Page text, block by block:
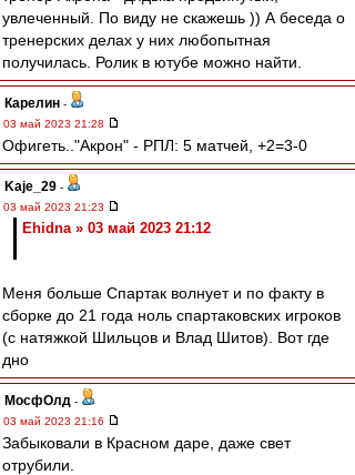
увлеченный. По виду не скажешь )) А беседа о
тренерских делах у них любопытная
получилась. Ролик в ютубе можно найти.
Карелин -
03 май 2023 21:28
Офигеть.."Акрон" - РПЛ: 5 матчей, +2=3-0
Kaje_29 -
03 май 2023 21:23
Ehidna » 03 май 2023 21:12
Меня больше Спартак волнует и по факту в
сборке до 21 года ноль спартаковских игроков
(с натяжкой Шильцов и Влад Шитов). Вот где
дно
МосфОлд -
03 май 2023 21:16
Забыковали в Красном даре, даже свет
отрубили.